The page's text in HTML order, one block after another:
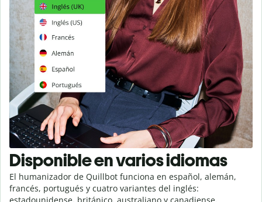
Disponible en varios idiomas
El humanizador de Quillbot funciona en español, alemán,
francés, portugués y cuatro variantes del inglés: